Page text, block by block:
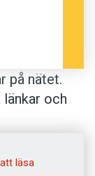
på nätet.
och
läsa